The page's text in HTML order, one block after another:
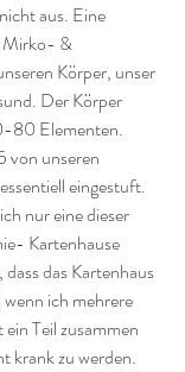
aus. Eine
Mirko- &
Körper, unser
Der Körper
80 Elementen.
von unseren
eingestuft.
nur eine dieser
Kartenhause
das Kartenhaus
ich mehrere
Teil zusammen
krank zu werden.